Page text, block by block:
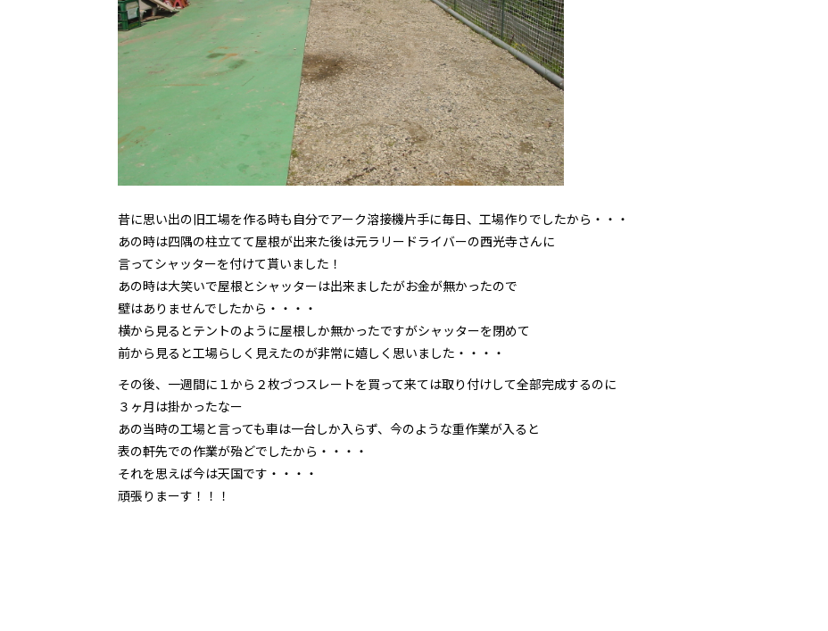
昔に思い出の旧工場を作る時も自分でアーク溶接機片手に毎日、工場作りでしたから・・・
あの時は四隅の柱立てて屋根が出来た後は元ラリードライバーの西光寺さんに
言ってシャッターを付けて貰いました！
あの時は大笑いで屋根とシャッターは出来ましたがお金が無かったので
壁はありませんでしたから・・・・
横から見るとテントのように屋根しか無かったですがシャッターを閉めて
前から見ると工場らしく見えたのが非常に嬉しく思いました・・・・
その後、一週間に１から２枚づつスレートを買って来ては取り付けして全部完成するのに
３ヶ月は掛かったなー
あの当時の工場と言っても車は一台しか入らず、今のような重作業が入ると
表の軒先での作業が殆どでしたから・・・・
それを思えば今は天国です・・・・
頑張りまーす！！！